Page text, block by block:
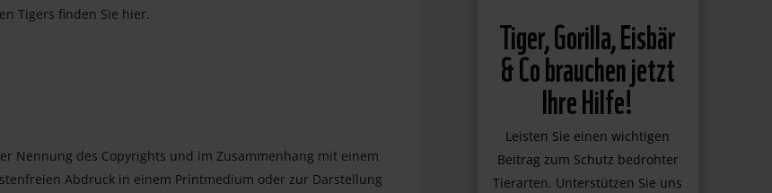
Tigers finden Sie hier.
Nennung des Copyrights und im Zusammenhang mit einem
Abdruck in einem Printmedium oder zur Darstellung
Tiger, Gorilla, Eisbär
& Co brauchen jetzt
Ihre Hilfe!
Leisten Sie einen wichtigen
Beitrag zum Schutz bedrohter
Tierarten. Unterstützen Sie uns